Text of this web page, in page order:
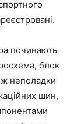
починають
блок
неполадки
шин,